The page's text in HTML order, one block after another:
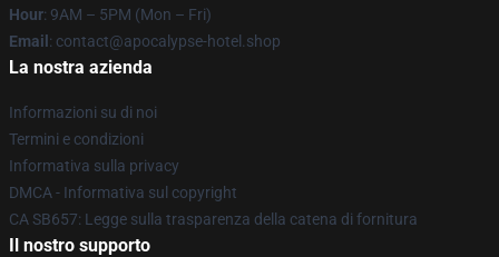
Hour: 9AM – 5PM (Mon – Fri)
Email : contact@apocalypse-hotel.shop
La nostra azienda
Informazioni su di noi
Termini e condizioni
Informativa sulla privacy
DMCA - Informativa sul copyright
CA SB657: Legge sulla trasparenza della catena di fornitura
Il nostro supporto